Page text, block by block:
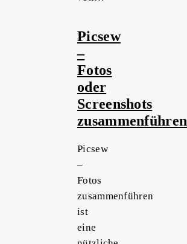
Picsew
–
Fotos
oder
Screenshots
zusammenführen
Picsew
–
Fotos
zusammenführen
ist
eine